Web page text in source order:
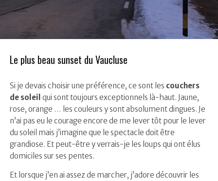
Le plus beau sunset du Vaucluse
Si je devais choisir une préférence, ce sont les couchers
de soleil qui sont toujours exceptionnels là-haut. Jaune,
rose, orange … les couleurs y sont absolument dingues. Je
n’ai pas eu le courage encore de me lever tôt pour le lever
du soleil mais j’imagine que le spectacle doit être
grandiose. Et peut-être y verrais-je les loups qui ont élus
domiciles sur ses pentes.
Et lorsque j’en ai assez de marcher, j’adore découvrir les